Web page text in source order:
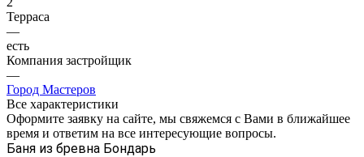
Терраса
—
есть
Компания застройщик
—
Город Мастеров
Все характеристики
Оформите заявку на сайте, мы свяжемся с Вами в ближайшее
время и ответим на все интересующие вопросы.
Баня из бревна Бондарь